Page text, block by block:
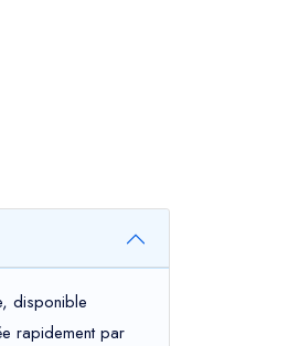
disponible
rapidement par